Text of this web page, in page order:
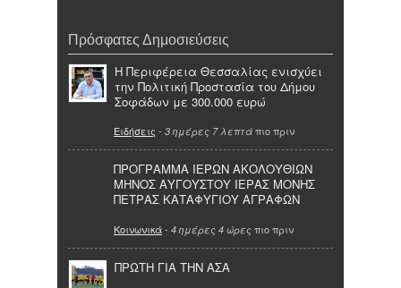
Πρόσφατες Δημοσιεύσεις
Η Περιφέρεια Θεσσαλίας ενισχύει
την Πολιτική Προστασία του Δήμου
Σοφάδων με 300.000 ευρώ
Ειδήσεις - 3 ημέρες 7 λεπτά πιο πριν
ΠΡΟΓΡΑΜΜΑ ΙΕΡΩΝ ΑΚΟΛΟΥΘΙΩΝ
ΜΗΝΟΣ ΑΥΓΟΥΣΤΟΥ ΙΕΡΑΣ ΜΟΝΗΣ
ΠΕΤΡΑΣ ΚΑΤΑΦΥΓΙΟΥ ΑΓΡΑΦΩΝ
Κοινωνικά- 4 ημέρες 4 ώρες πιο πριν
ΠΡΩΤΗ ΓΙΑ ΤΗΝ ΑΣΑ